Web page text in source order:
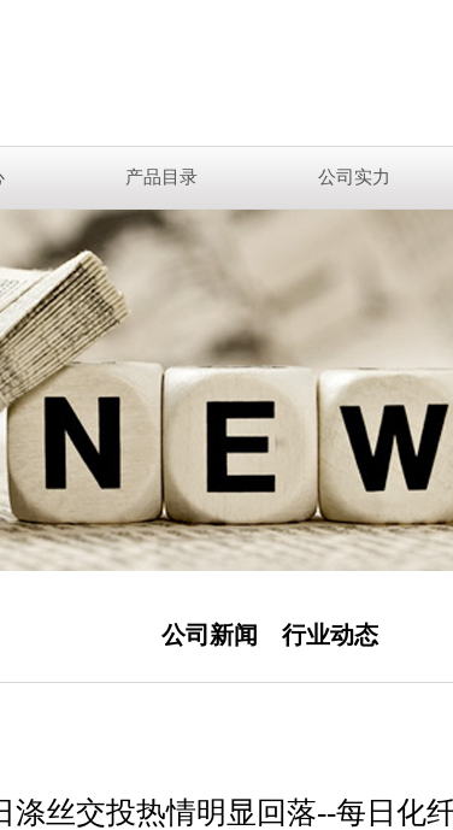
产品目录 公司实力
公司新闻 行业动态
涤丝交投热情明显回落--每日化